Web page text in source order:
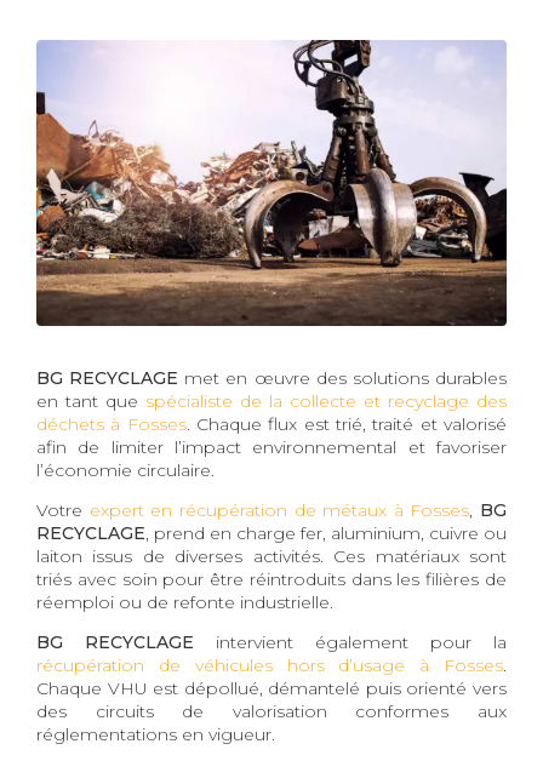
BG RECYCLAGE met en œuvre des solutions durables
en tant que spécialiste de la collecte et recyclage des
déchets à Fosses. Chaque flux est trié, traité et valorisé
afin de limiter l’impact environnemental et favoriser
l’économie circulaire.
Votre expert en récupération de métaux à Fosses, BG
RECYCLAGE, prend en charge fer, aluminium, cuivre ou
laiton issus de diverses activités. Ces matériaux sont
triés avec soin pour être réintroduits dans les filières de
réemploi ou de refonte industrielle.
BG RECYCLAGE intervient également pour la
récupération de véhicules hors d’usage à Fosses.
Chaque VHU est dépollué, démantelé puis orienté vers
des circuits de valorisation conformes aux
réglementations en vigueur.